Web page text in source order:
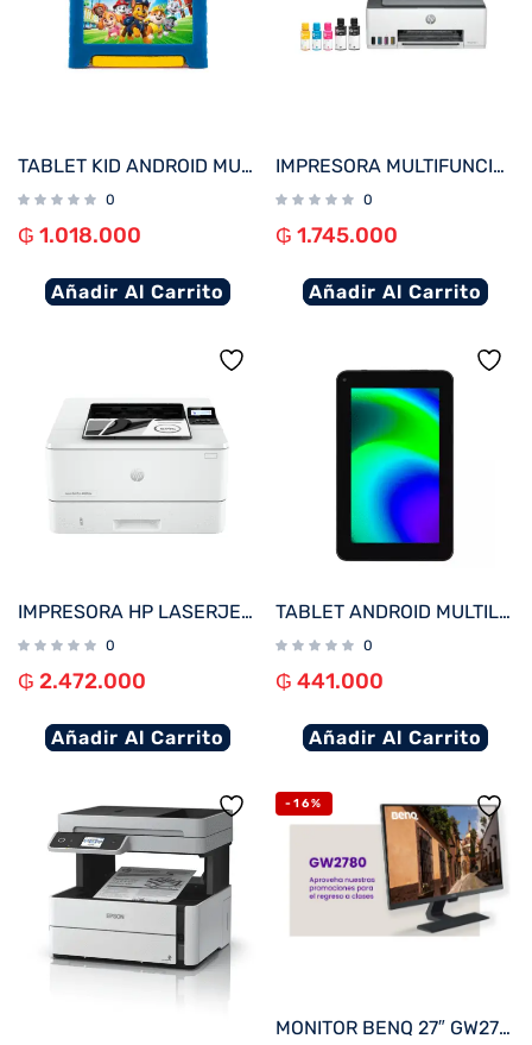
TABLET KID ANDROID MULTILASER NB623 QC/64GB/4G/9″/WIFI/AZUL PAW PATROL
0
₲ 1.018.000
Añadir Al Carrito
IMPRESORA MULTIFUNCIONAL HP SMART TANK 580 IMP/COP/SCA/USB/WIFI/BT/BIVOLT
0
₲ 1.745.000
Añadir Al Carrito
IMPRESORA HP LASERJET PRO 4003DW IMP/RED/USB/WIFI 220V
0
₲ 2.472.000
Añadir Al Carrito
TABLET ANDROID MULTILASER NB600 M7 QC/32GB/2G/7″/WIFI/NEGRO
0
₲ 441.000
Añadir Al Carrito
-16%
MONITOR BENQ 27″ GW2780